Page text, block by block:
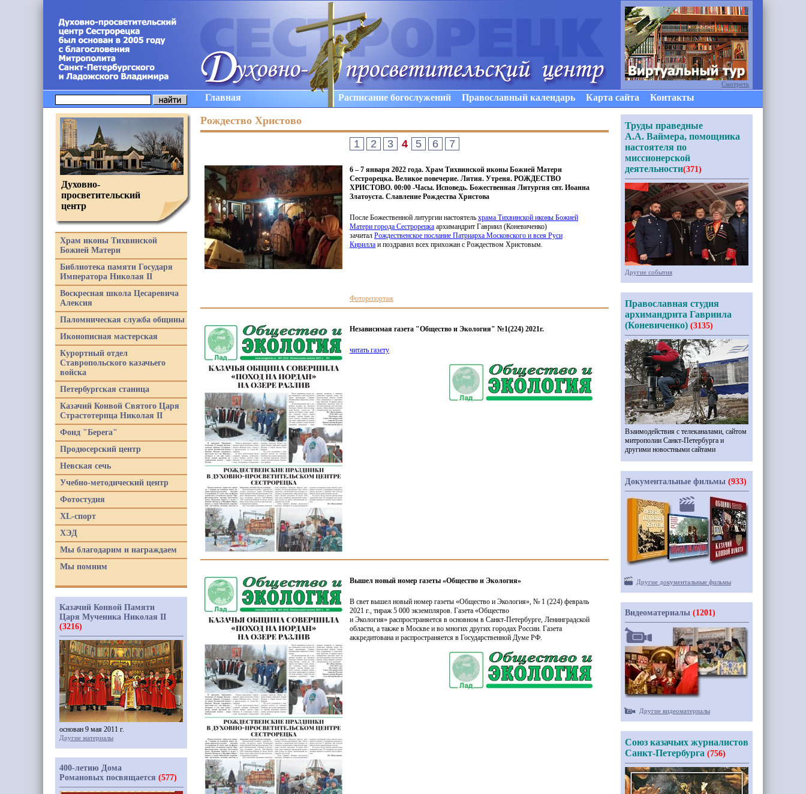
Главная Расписание богослужений Православный календарь Карта сайта Контакты
Рождество Христово
1
2 3 4 5 6 7
6 – 7 января 2022 года. Храм Тихвинской иконы Божией Матери
Сестрорецка. Великое повечерие. Лития. Утреня. РОЖДЕСТВО
ХРИСТОВО. 00:00 -Часы. Исповедь. Божественная Литургия свт. Иоанна
Златоуста. Славление Рождества Христова
После Божественной литургии настоятель храма Тихвинской иконы Божией
Матери города Сестрорецка архимандрит Гавриил (Коневиченко)
зачитал Рождественское послание Патриарха Московского и всея Руси
Кирилла и поздравил всех прихожан с Рождеством Христовым.
Фоторепортаж
Независимая газета "Общество и Экология" №1(224) 2021г.
читать газету
Вышел новый номер газеты «Общество и Экология»
В свет вышел новый номер газеты «Общество и Экология», № 1 (224) февраль
2021 г., тираж 5 000 экземпляров. Газета «Общество
и Экология» распространяется в основном в Санкт-Петербурге, Ленинградской
области, а также в Москве и во многих других городах России. Газета
аккредитована и распространяется в Государственной Думе РФ.
Духовно-
просветительский
центр
Храм иконы Тихвинской
Божией Матери
Библиотека памяти Государя
Императора Николая II
Воскресная школа Цесаревича
Алексия
Паломническая служба общины
Иконописная мастерская
Курортный отдел
Ставропольского казачьего
войска
Петербургская станица
Казачий Конвой Святого Царя
Страстотерпца Николая II
Фонд "Берега"
Продюсерский центр
Невская сечь
Учебно-методический центр
Фотостудия
XL-спорт
ХЭД
Мы благодарим и награждаем
Мы помним
Казачий Конвой Памяти
Царя Мученика Николая II
(3216)
основан 9 мая 2011 г.
Другие материалы
400-летию Дома
Романовых посвящается (577)
Смотреть
Труды праведные
А.А. Ваймера, помощника
настоятеля по
миссионерской
деятельности(371)
Другие события
Православная студия
архимандрита Гавриила
(Коневиченко) (3135)
Взаимодействия с телеканалами, сайтом
митрополии Санкт-Петербурга и
другими новостными сайтами
Документальные фильмы (933)
Другие документальные фильмы
Видеоматериалы (1201)
Другие видеоматериалы
Союз казачьих журналистов
Санкт-Петербурга (756)